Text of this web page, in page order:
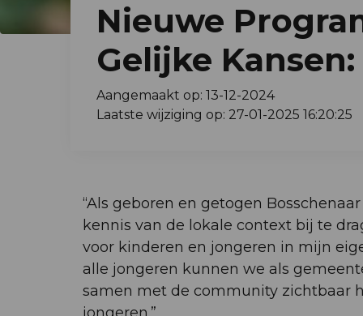
Nieuwe
Gelijke
Aangemaakt op: 13-12-2024
Laatste wijziging op: 27-01-2025 16:20:25
“Als geboren en getogen
kennis van de lokale context bij te
voor kinderen en jongeren in mijn
alle jongeren kunnen we als
samen met de community zichtbaar